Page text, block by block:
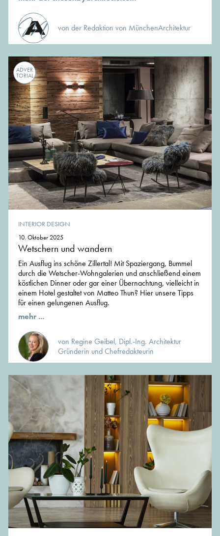
von der Redaktion von MünchenArchitektur
ADVER
TORIAL
INTERIOR DESIGN
10. Oktober 2025
Wetschern und wandern
Ein Ausflug ins schöne Zillertal! Mit Spaziergang, Bummel
durch die Wetscher-Wohngalerien und anschließend einem
köstlichen Dinner oder gar einer Übernachtung, vielleicht in
einem Hotel gestaltet von Matteo Thun? Hier unsere Tipps
für einen gelungenen Ausflug.
mehr ...
von Regine Geibel, Dipl.-Ing. Architektur
Gründerin und Chefredakteurin